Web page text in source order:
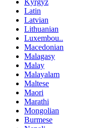
Kyrgyz
Latin
Latvian
Lithuanian
Luxembou..
Macedonian
Malagasy
Malay
Malayalam
Maltese
Maori
Marathi
Mongolian
Burmese